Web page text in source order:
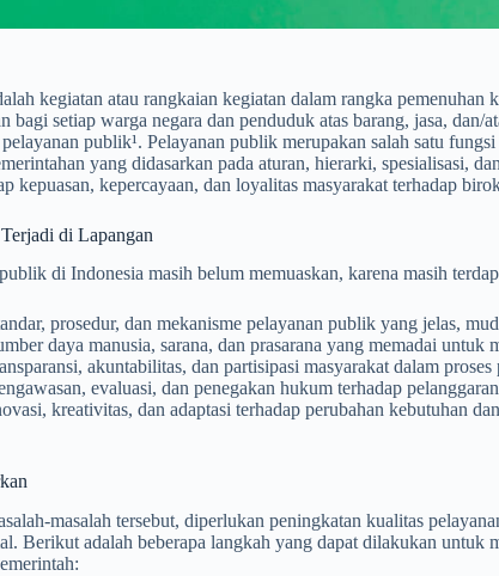
kegiatan atau rangkaian kegiatan dalam rangka pemenuhan
bagi setiap warga negara dan penduduk atas barang, jasa, dan/
publik¹. Pelayanan publik merupakan salah satu
yang didasarkan pada aturan, hierarki, spesialisasi,
kepuasan, kepercayaan, dan loyalitas masyarakat terhadap
di Lapangan
di Indonesia masih belum memuaskan, karena masih
prosedur, dan mekanisme pelayanan publik yang jelas,
daya manusia, sarana, dan prasarana yang memadai untuk
akuntabilitas, dan partisipasi masyarakat dalam
evaluasi, dan penegakan hukum terhadap
kreativitas, dan adaptasi terhadap perubahan kebutuhan
masalah tersebut, diperlukan peningkatan kualitas
Berikut adalah beberapa langkah yang dapat dilakukan untuk